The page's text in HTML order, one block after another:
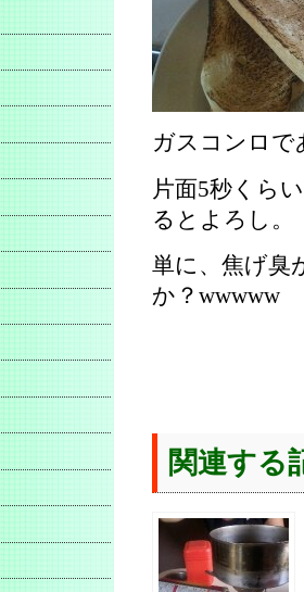
ガスコンロで
片面5秒くら
るとよろし。
単に、焦げ臭
か？wwwww
関連する